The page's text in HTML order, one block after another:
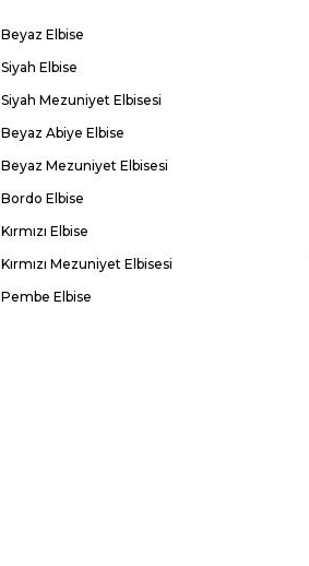
Beyaz Elbise
Siyah Elbise
Siyah Mezuniyet Elbisesi
Beyaz Abiye Elbise
Beyaz Mezuniyet Elbisesi
Bordo Elbise
Kırmızı Elbise
Kırmızı Mezuniyet Elbisesi
Pembe Elbise